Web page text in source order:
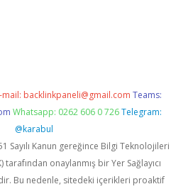
mail: backlinkpaneli@gmail.com Teams:
Whatsapp: 0262 606 0 726 Telegram:
@karabul
Sayılı Kanun gereğince Bilgi Teknolojileri
onaylanmış bir Yer Sağlayıcı
Bu nedenle, sitedeki içerikleri proaktif